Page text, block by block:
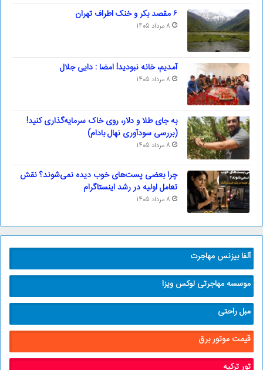
۶ مقصد بکر و خنک اطراف تهران
8 مرداد 1405
آمدیم، خانه نبودید! امضا : دایی جلال
8 مرداد 1405
به جای طلا و دلار، روی خاک سرمایه‌گذاری کنید!
(بررسی سودآوری نهال بادام)
8 مرداد 1405
چرا بعضی پست‌های خوب دیده نمی‌شوند؟ نقش
تعامل اولیه در رشد اینستاگرام
8 مرداد 1405
آلفا بیزنس مهاجرت
موسسه مهاجرتی لوکس ویزا
مبل راحتی
قیمت موتور برق
تور ترکیه